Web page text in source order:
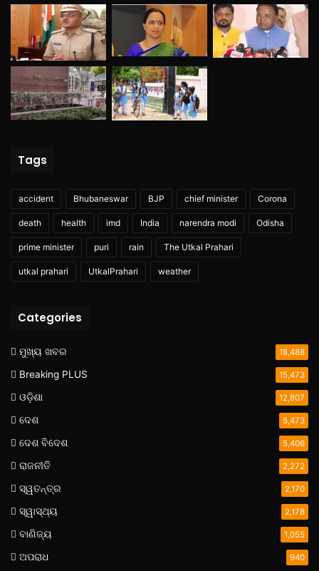
Tags
accident Bhubaneswar BJP chief minister Corona
death health imd India narendra modi Odisha
prime minister puri rain The Utkal Prahari
utkal prahari UtkalPrahari weather
Categories
ମୁଖ୍ୟ ଖବର 18,488
Breaking PLUS 15,473
ଓଡ଼ିଶା 12,807
ଦେଶ 5,473
ଦେଶ ବିଦେଶ 5,406
ରାଜନୀତି 2,272
ସ୍ୱତନ୍ତ୍ର 2,170
ସ୍ୱାସ୍ଥ୍ୟ 2,178
ବାଣିଜ୍ୟ 1,055
ଅପରାଧ 940